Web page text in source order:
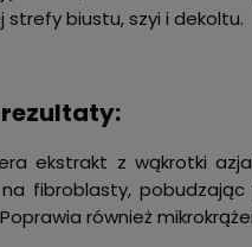
strefy biustu, szyi i dekoltu.
rezultaty:
ekstrakt z wąkrotki
na fibroblasty,
również